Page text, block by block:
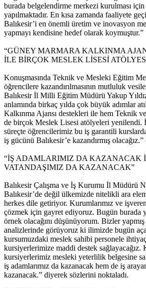
burada belgelendirme merkezi kurulması için
yapılmaktadır. En kısa zamanda faaliyete
Balıkesir’i en önemli üretim ve inovasyon
yapmayı kendisine hedef olarak koymuştur.”
“GÜNEY MARMARA KALKINMA
İLE BİRÇOK MESLEK LİSESİ
Konuşmasında Teknik ve Mesleki Eğitim
öğrencilere kazandırılmasının mutluluk
Balıkesir İl Milli Eğitim Müdürü Yakup
anlamında birkaç yılda çok büyük adımlar
Kalkınma Ajansı destekleri ile hem Teknik
de birçok Meslek Lisesi atölyeleri yenilendi.
süreçte öğrencilerimiz bu iş garantili
iş gücünü Balıkesir’e kazandırmış
“İŞ ADAMLARIMIZ DA KAZANACAK
VATANDAŞIMIZ DA KAZANACAK”
Balıkesir Çalışma ve İş Kurumu İl Müdürü
Balıkesir’de değil ülkemizde nitelikli ara
herkes dile getiriyor. Kurumlarımız ve
çözmek için gayret ediyoruz. Bugün burada
örnek olacağını düşünüyorum. Bizler
analizlerinde görüyoruz ki ilimizde bugün
kursumuzdaki meslek sahibi personele
kursiyerlerimize maddi destek sağlayacağız.
kursiyerlerimiz mesleki yeterlilik belgesine
iş adamlarımız da kazanacak hem de iş
kazanacak.” diyerek sözlerini noktaladı.